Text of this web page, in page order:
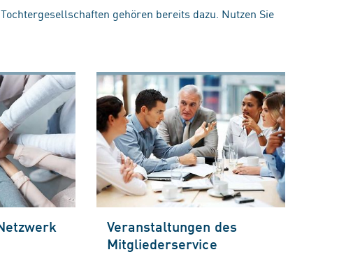
gehören bereits dazu. Nutzen Sie
Veranstaltungen des
Mitgliederservice